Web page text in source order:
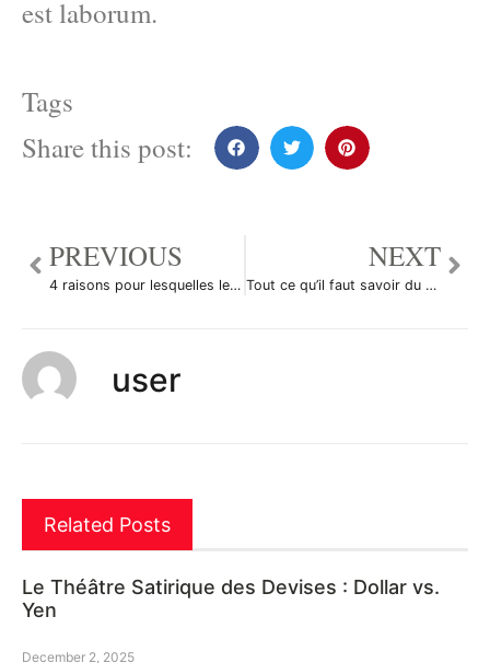
est laborum.
Tags
Share this post:
PREVIOUS
4 raisons pour lesquelles le dollar canadien est fort
NEXT
Tout ce qu’il faut savoir du PIB Q3 des Etats-Unis
user
Related Posts
Le Théâtre Satirique des Devises : Dollar vs.
Yen
December 2, 2025